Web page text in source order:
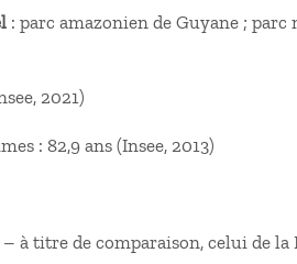
: parc amazonien de Guyane ;
2021)
: 82,9 ans (Insee, 2013)
– à titre de comparaison, celui de la